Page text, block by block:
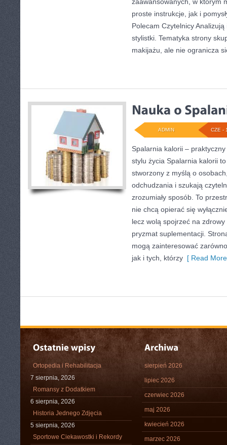
proste instrukcje, jak i
Polecam Czytelnicy
stylistki. Tematyka strony
makijażu, ale nie ogranicza
CZE -
ADMIN
Spalarnia kalorii –
stylu życia Spalarnia kalorii
stworzony z myślą o
odchudzania i szukają
zrozumiały sposób. To
nie chcą opierać się
lecz wolą spojrzeć na
pryzmat suplementacji.
mogą zainteresować
jak i tych, którzy [ Read
Ortopedia i Rehabilitacja
7 sierpnia, 2026
Romansy z Dodatkiem
6 sierpnia, 2026
Historia Jednego Zdjęcia
5 sierpnia, 2026
Sportowe Ciekawostki i Rekordy
sierpień 2026
lipiec 2026
czerwiec 2026
maj 2026
kwiecień 2026
marzec 2026